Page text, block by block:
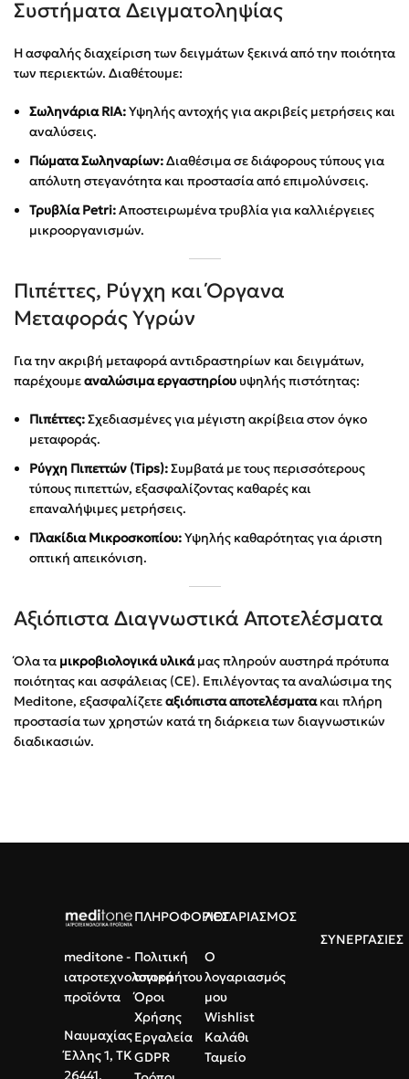
Συστήματα Δειγματοληψίας
Η ασφαλής διαχείριση των δειγμάτων ξεκινά από την ποιότητα
των περιεκτών. Διαθέτουμε:
Σωληνάρια RIA:Υψηλής αντοχής για ακριβείς μετρήσεις και
αναλύσεις.
Πώματα Σωληναρίων:Διαθέσιμα σε διάφορους τύπους για
απόλυτη στεγανότητα και προστασία από επιμολύνσεις.
Τρυβλία Petri:Αποστειρωμένα τρυβλία για καλλιέργειες
μικροοργανισμών.
Πιπέττες, Ρύγχη και Όργανα
Μεταφοράς Υγρών
Για την ακριβή μεταφορά αντιδραστηρίων και δειγμάτων,
παρέχουμεαναλώσιμα εργαστηρίου υψηλής πιστότητας:
Πιπέττες:Σχεδιασμένες για μέγιστη ακρίβεια στον όγκο
μεταφοράς.
Ρύγχη Πιπεττών (Tips):Συμβατά με τους περισσότερους
τύπους πιπεττών, εξασφαλίζοντας καθαρές και
επαναλήψιμες μετρήσεις.
Πλακίδια Μικροσκοπίου:Υψηλής καθαρότητας για άριστη
οπτική απεικόνιση.
Αξιόπιστα Διαγνωστικά Αποτελέσματα
Όλα τα μικροβιολογικά υλικάμας πληρούν αυστηρά πρότυπα
ποιότητας και ασφάλειας (CE). Επιλέγοντας τα αναλώσιμα της
Meditone, εξασφαλίζετεαξιόπιστα αποτελέσματακαι πλήρη
προστασία των χρηστών κατά τη διάρκεια των διαγνωστικών
διαδικασιών.
meditone -
ιατροτεχνολογικά
προϊόντα
Ναυμαχίας
Έλλης 1, ΤΚ
26441,
ΠΛΗΡΟΦΟΡΙΕΣ
Πολιτική
απορρήτου
Όροι
Χρήσης
Εργαλεία
GDPR
ΛΟΓΑΡΙΑΣΜΟΣ
Ο
λογαριασμός
μου
Wishlist
Καλάθι
Ταμείο
ΣΥΝΕΡΓΑΣΙΕΣ